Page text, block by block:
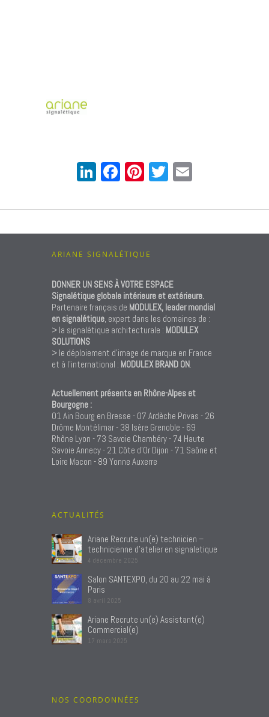
LinkedIn
Facebook
Pinterest
Twitter
ARIANE SIGNALÉTIQUE
DONNER UN SENS À VOTRE ESPACE
Signalétique globale intérieure et extérieure.
Partenaire français de MODULEX, leader mondial
en signalétique, expert dans les domaines de :
> la signalétique architecturale : MODULEX
SOLUTIONS
> le déploiement d’image de marque en France
et à l’international : MODULEX BRAND ON.
Actuellement présents en Rhône-Alpes et
Bourgogne :
01 Ain Bourg en Bresse - 07 Ardèche Privas - 26
Drôme Montélimar - 38 Isère Grenoble - 69
Rhône Lyon - 73 Savoie Chambéry - 74 Haute
Savoie Annecy - 21 Côte d'Or Dijon - 71 Saône et
Loire Macon - 89 Yonne Auxerre
ACTUALITÉS
Ariane Recrute un(e) technicien –
technicienne d’atelier en signaletique
4 décembre 2025
Salon SANTEXPO, du 20 au 22 mai à
Paris
8 avril 2025
Ariane Recrute un(e) Assistant(e)
Commercial(e)
17 mars 2025
NOS COORDONNÉES